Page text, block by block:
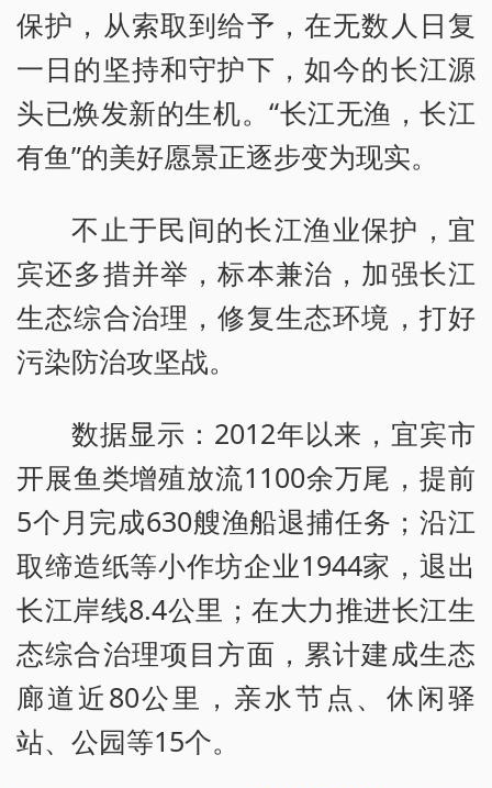
保护，从索取到给予，在无数人日复
一日的坚持和守护下，如今的长江源
头已焕发新的生机。“长江无渔，长江
有鱼”的美好愿景正逐步变为现实。
不止于民间的长江渔业保护，宜
宾还多措并举，标本兼治，加强长江
生态综合治理，修复生态环境，打好
污染防治攻坚战。
数据显示：2012年以来，宜宾市
开展鱼类增殖放流1100余万尾，提前
5个月完成630艘渔船退捕任务；沿江
取缔造纸等小作坊企业1944家，退出
长江岸线8.4公里；在大力推进长江生
态综合治理项目方面，累计建成生态
廊道近80公里，亲水节点、休闲驿
站、公园等15个。